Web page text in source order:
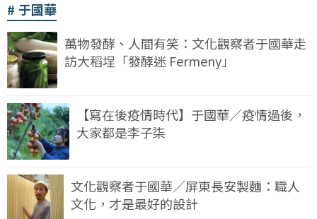
于國華
萬物發酵、人間有笑：文化觀察者于國華走
訪大稻埕「發酵迷 Fermeny」
【寫在後疫情時代】于國華／疫情過後，
大家都是李子柒
文化觀察者于國華／屏東長安製麵：職人
文化，才是最好的設計